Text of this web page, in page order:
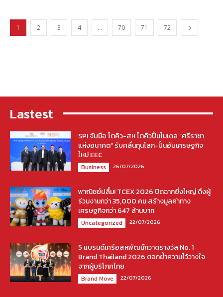
1 2 3 4 … 70 71 72
Lastest
SPI จับมือ โตคิว-สห โตคิวปั้นโมเดล “ศรีราชา
แห่งอนาคต” รับคลื่นทุนโลก-ปั้นฮับเศรษฐกิจ
ใหม่ EEC
Business 26/07/2026
พาณิชย์ปลื้ม! TCEX 2026 ปิดฉากยิ่งใหญ่ ดึงผู้
ร่วมงานกว่า 35,000 คน สร้างมูลค่าทาง
เศรษฐกิจกว่า 647 ล้านบาท
Uncategorized 22/07/2026
5 แบรนด์เครือสหพัฒน์กวาดรางวัล No. 1
Brand Thailand 2026 ตอกย้ำความไว้วางใจ
จากผู้บริโภคไทย
Brand Move 22/07/2026